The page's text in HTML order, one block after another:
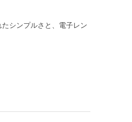
シンプルさと、電子レン